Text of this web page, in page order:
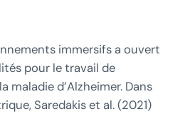
immersifs a ouvert
pour le travail de
maladie d’Alzheimer. Dans
Saredakis et al. (2021)